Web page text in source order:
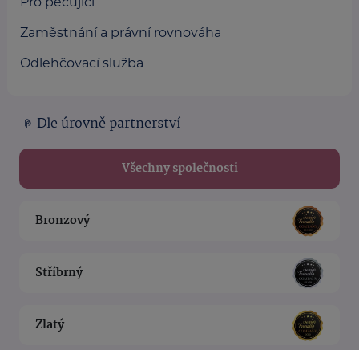
Zaměstnání a právní rovnováha
Odlehčovací služba
Dle úrovně partnerství
Všechny společnosti
Bronzový
Stříbrný
Zlatý